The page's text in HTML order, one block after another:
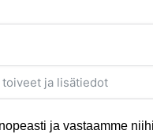
ja vastaamme